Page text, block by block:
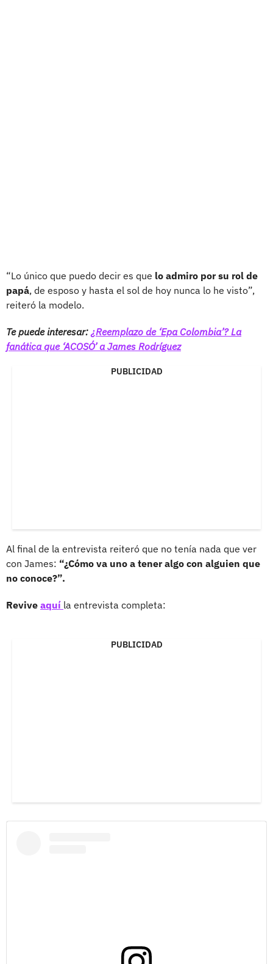
“Lo único que puedo decir es que lo admiro por su rol de
papá, de esposo y hasta el sol de hoy nunca lo he visto”,
reiteró la modelo.
Te puede interesar: ¿Reemplazo de ‘Epa Colombia’? La
fanática que ‘ACOSÓ’ a James Rodríguez
PUBLICIDAD
Al final de la entrevista reiteró que no tenía nada que ver
con James: “¿Cómo va uno a tener algo con alguien que
no conoce?”.
Revive aquí la entrevista completa:
PUBLICIDAD